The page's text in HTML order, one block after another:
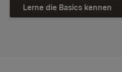
Lerne die Basics kennen